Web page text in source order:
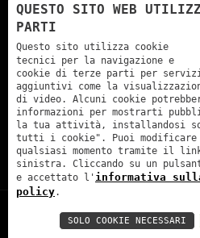
News
Premi
Certificazioni - D.LG 231 - ESG
Contatti
Contri Spumanti S.P.A. | P.IVA:
01241060233 | Cap. soc.
QUESTO SITO WEB
PARTI
Questo sito utilizza cookie
tecnici per la navigazione e
cookie di terze parti per
aggiuntivi come la
di video. Alcuni cookie
informazioni per mostrarti
la tua attività, installandosi
tutti i cookie". Puoi modificare
qualsiasi momento tramite il
sinistra. Cliccando su un
e accettato l' informativa
policy.
SOLO COOKIE NECESSARI